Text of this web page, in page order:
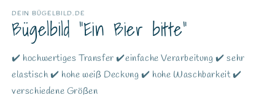
DEIN BÜGELBILD.DE
Bügelbild "Ein Bier bitte"
✔️ hochwertiges Transfer ✔️einfache Verarbeitung ✔️ sehr
elastisch ✔️ hohe weiß Deckung ✔️ hohe Waschbarkeit ✔️
verschiedene Größen